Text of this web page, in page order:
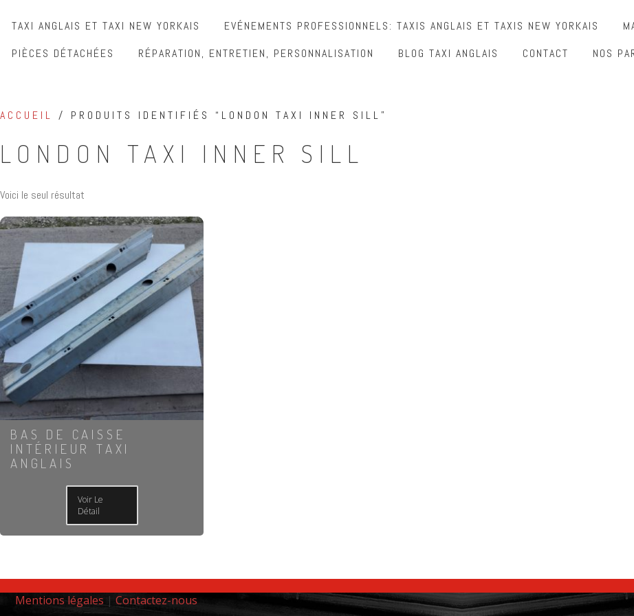
TAXI ANGLAIS ET TAXI NEW YORKAIS EVÉNEMENTS PROFESSIONNELS: TAXIS ANGLAIS ET TAXIS NEW YORKAIS
PIÈCES DÉTACHÉES
RÉPARATION, ENTRETIEN, PERSONNALISATION BLOG TAXI ANGLAIS CONTACT NOS
ACCUEIL / PRODUITS IDENTIFIÉS “LONDON TAXI INNER SILL”
LONDON TAXI INNER SILL
Voici le seul résultat
BAS DE CAISSE
INTÉRIEUR TAXI
ANGLAIS
Voir Le
Détail
Mentions légales | Contactez-nous